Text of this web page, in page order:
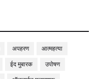
अपहरण
आत्महत्या
ईद मुबारक
उपोषण